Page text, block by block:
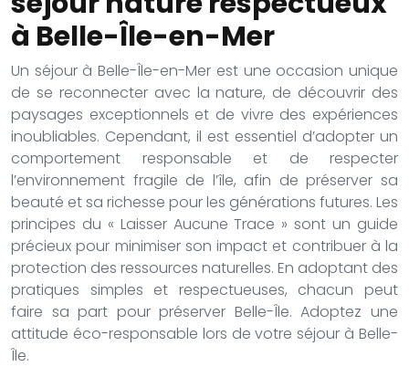
à Belle-Île-en-Mer
Un séjour à Belle-Île-en-Mer est une occasion unique
de se reconnecter avec la nature, de découvrir des
paysages exceptionnels et de vivre des expériences
inoubliables. Cependant, il est essentiel d’adopter un
comportement responsable et de respecter
l’environnement fragile de l’île, afin de préserver sa
beauté et sa richesse pour les générations futures. Les
principes du « Laisser Aucune Trace » sont un guide
précieux pour minimiser son impact et contribuer à la
protection des ressources naturelles. En adoptant des
pratiques simples et respectueuses, chacun peut
faire sa part pour préserver Belle-Île. Adoptez une
attitude éco-responsable lors de votre séjour à Belle-
Île.